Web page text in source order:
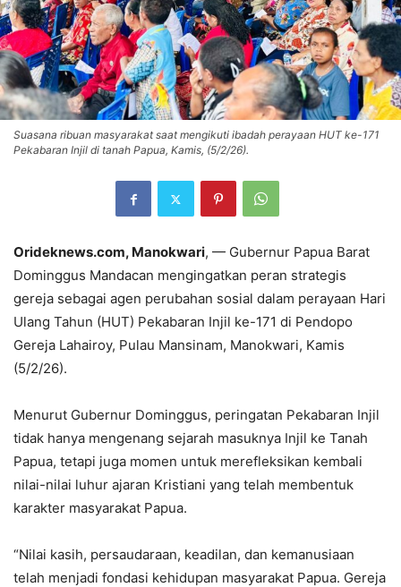
Suasana ribuan masyarakat saat mengikuti ibadah perayaan HUT ke-171
Pekabaran Injil di tanah Papua, Kamis, (5/2/26).
Orideknews.com, Manokwari, — Gubernur Papua Barat
Dominggus Mandacan mengingatkan peran strategis
gereja sebagai agen perubahan sosial dalam perayaan Hari
Ulang Tahun (HUT) Pekabaran Injil ke-171 di Pendopo
Gereja Lahairoy, Pulau Mansinam, Manokwari, Kamis
(5/2/26).
Menurut Gubernur Dominggus, peringatan Pekabaran Injil
tidak hanya mengenang sejarah masuknya Injil ke Tanah
Papua, tetapi juga momen untuk merefleksikan kembali
nilai-nilai luhur ajaran Kristiani yang telah membentuk
karakter masyarakat Papua.
“Nilai kasih, persaudaraan, keadilan, dan kemanusiaan
telah menjadi fondasi kehidupan masyarakat Papua. Gereja